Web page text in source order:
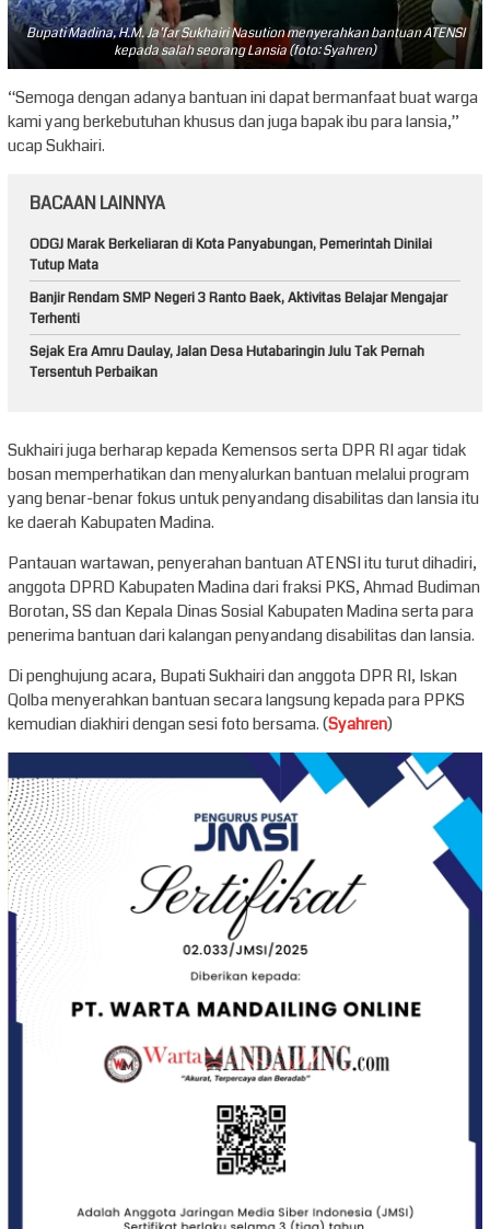
Bupati Madina, H.M. Ja’far Sukhairi Nasution menyerahkan bantuan ATENSI
kepada salah seorang Lansia (foto: Syahren)
“Semoga dengan adanya bantuan ini dapat bermanfaat buat warga
kami yang berkebutuhan khusus dan juga bapak ibu para lansia,”
ucap Sukhairi.
BACAAN LAINNYA
ODGJ Marak Berkeliaran di Kota Panyabungan, Pemerintah Dinilai
Tutup Mata
Banjir Rendam SMP Negeri 3 Ranto Baek, Aktivitas Belajar Mengajar
Terhenti
Sejak Era Amru Daulay, Jalan Desa Hutabaringin Julu Tak Pernah
Tersentuh Perbaikan
Sukhairi juga berharap kepada Kemensos serta DPR RI agar tidak
bosan memperhatikan dan menyalurkan bantuan melalui program
yang benar-benar fokus untuk penyandang disabilitas dan lansia itu
ke daerah Kabupaten Madina.
Pantauan wartawan, penyerahan bantuan ATENSI itu turut dihadiri,
anggota DPRD Kabupaten Madina dari fraksi PKS, Ahmad Budiman
Borotan, SS dan Kepala Dinas Sosial Kabupaten Madina serta para
penerima bantuan dari kalangan penyandang disabilitas dan lansia.
Di penghujung acara, Bupati Sukhairi dan anggota DPR RI, Iskan
Qolba menyerahkan bantuan secara langsung kepada para PPKS
kemudian diakhiri dengan sesi foto bersama. (Syahren)